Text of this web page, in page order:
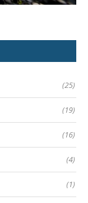
(25)
(19)
(16)
(4)
(1)